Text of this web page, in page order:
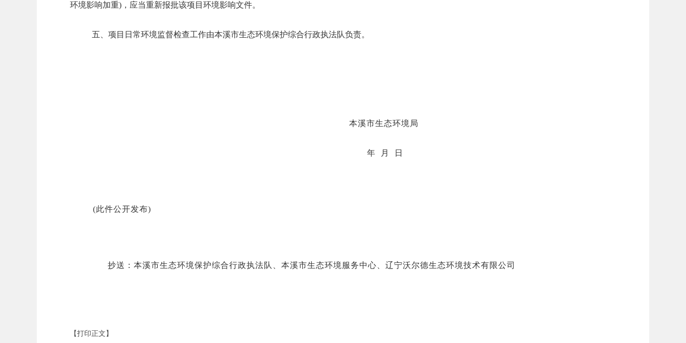
环境影响加重)，应当重新报批该项目环境影响文件。
五、项目日常环境监督检查工作由本溪市生态环境保护综合行政执法队负责。
本溪市生态环境局
年 月 日
(此件公开发布)
抄送：本溪市生态环境保护综合行政执法队、本溪市生态环境服务中心、辽宁沃尔德生态环境技术有限公司
【打印正文】